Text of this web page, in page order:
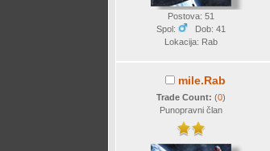
Postova: 51
Spol:
Dob: 41
Lokacija: Rab
mile.Rab
Trade Count:(0)
Punopravni član